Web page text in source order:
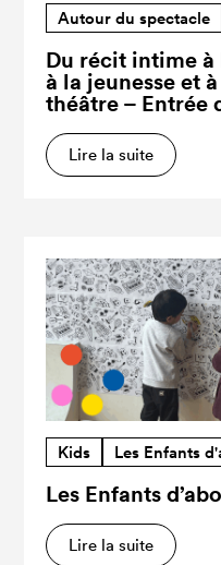
Autour du spectacle
Du récit intime
à la jeunesse et
théâtre – Entrée
Lire la suite
Kids Les Enfants
Les Enfants
Lire la suite